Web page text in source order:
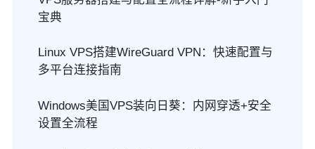
宝典
Linux VPS搭建WireGuard VPN：快速配置与
多平台连接指南
Windows美国VPS装向日葵：内网穿透+安全
设置全流程